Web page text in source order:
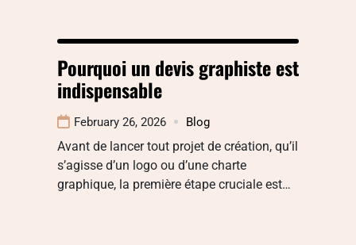
Pourquoi un devis graphiste est
indispensable
February 26, 2026 Blog
Avant de lancer tout projet de création, qu’il
s’agisse d’un logo ou d’une charte
graphique, la première étape cruciale est…